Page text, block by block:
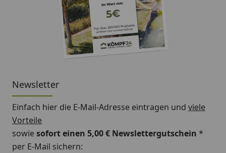
andere Form der Abdeckung (z.
B. Holzlatte) möglich
Professioneller Montageservice
Montageanleitung EPDM Dachfolie
Newsletter
Einfach hier die E-Mail-Adresse eintragen und viele
Vorteile
sowiesofort einen 5,00 € Newslettergutschein *
per E-Mail sichern: